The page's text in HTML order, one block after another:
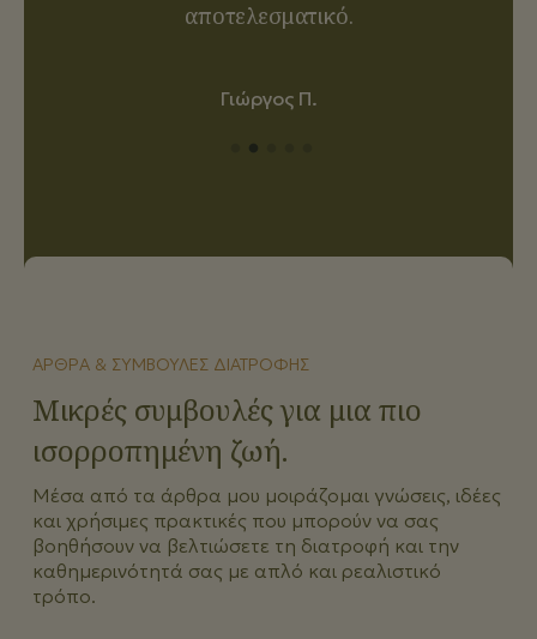
αποτελεσματικό.
Γιώργος Π.
ΆΡΘΡΑ & ΣΥΜΒΟΥΛΈΣ ΔΙΑΤΡΟΦΉΣ
Μικρές συμβουλές για μια πιο
ισορροπημένη ζωή.
Μέσα από τα άρθρα μου μοιράζομαι γνώσεις, ιδέες
και χρήσιμες πρακτικές που μπορούν να σας
βοηθήσουν να βελτιώσετε τη διατροφή και την
καθημερινότητά σας με απλό και ρεαλιστικό
τρόπο.